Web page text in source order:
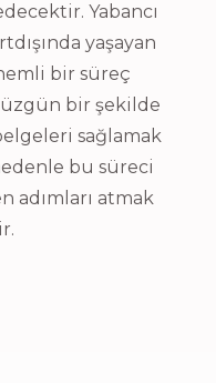
Yabancı
yaşayan
bir süreç
bir şekilde
sağlamak
bu süreci
adımları atmak